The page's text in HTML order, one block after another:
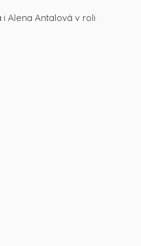
Alena Antalová v roli